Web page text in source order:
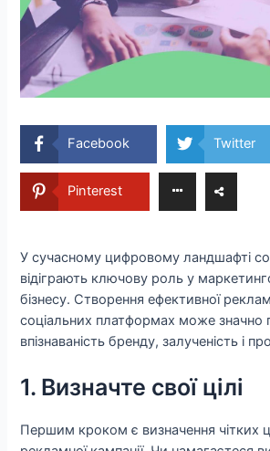
Facebook Twitter
Pinterest
У сучасному цифровому ландшафті
відіграють ключову роль у
бізнесу. Створення ефективної
соціальних платформах може значно
впізнаваність бренду, залученість і
1. Визначте свої цілі
Першим кроком є визначення чітких